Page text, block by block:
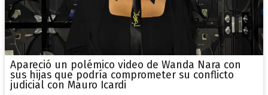
Apareció un polémico video de Wanda Nara con
sus hijas que podría comprometer su conflicto
judicial con Mauro Icardi